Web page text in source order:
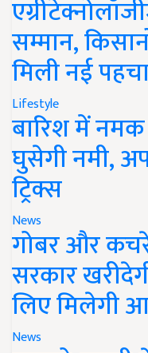
सम्मान,
मिली नई
Lifestyle
बारिश में
घुसेगी नमी,
ट्रिक्स
News
गोबर और
सरकार
लिए मिलेगी
News